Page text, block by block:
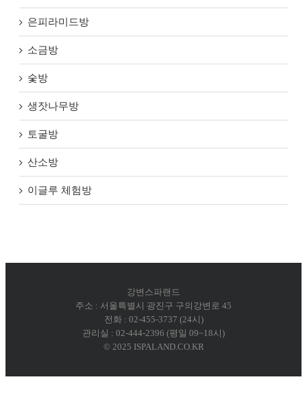
은피라미드방
소금방
숯방
생잣나무방
토굴방
산소방
이글루 체험방
강변스파랜드
주소 : 서울특별시 광진구 구의강변로 45
전화 : 02-455-3737 (24시)
관리실 : 02-444-2396 (평일 09~18시)
© 2025 ISPALAND.CO.KR